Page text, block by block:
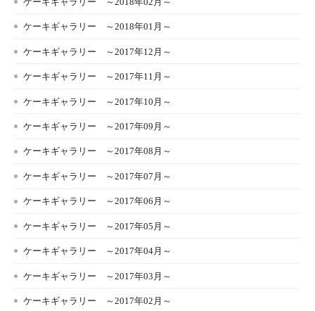
ケーキギャラリー ～2018年01月～
ケーキギャラリー ～2017年12月～
ケーキギャラリー ～2017年11月～
ケーキギャラリー ～2017年10月～
ケーキギャラリー ～2017年09月～
ケーキギャラリー ～2017年08月～
ケーキギャラリー ～2017年07月～
ケーキギャラリー ～2017年06月～
ケーキギャラリー ～2017年05月～
ケーキギャラリー ～2017年04月～
ケーキギャラリー ～2017年03月～
ケーキギャラリー ～2017年02月～